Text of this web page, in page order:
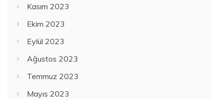
Kasım 2023
Ekim 2023
Eylül 2023
Ağustos 2023
Temmuz 2023
Mayıs 2023